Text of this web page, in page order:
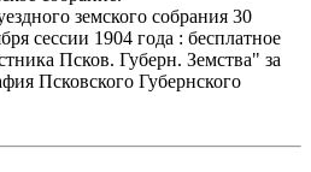
земского собрания 30
сессии 1904 года : бесплатное
Псков. Губерн. Земства" за
Псковского Губернского